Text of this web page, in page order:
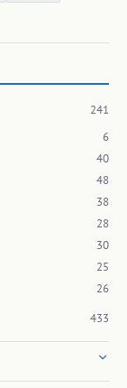
241
6
40
48
38
28
30
25
26
433